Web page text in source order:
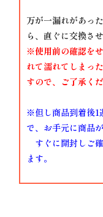
万が一漏れがあっ
ら、直ぐに交換さ
※使用前の確認を
れて濡れてしまっ
すので、ご了承く
※但し商品到着後1
で、お手元に商品
すぐに開封しご
ます。